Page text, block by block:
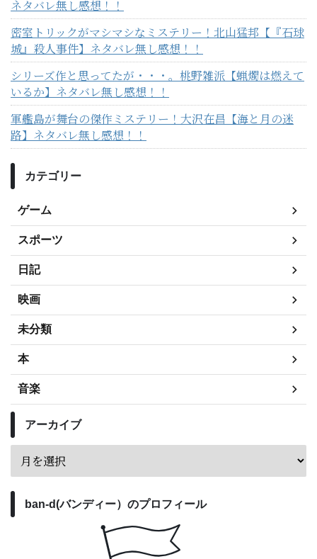
ネタバレ無し感想！！
密室トリックがマシマシなミステリー！北山猛邦【『石球
城』殺人事件】ネタバレ無し感想！！
シリーズ作と思ってたが・・・。桃野雑派【蝋燭は燃えて
いるか】ネタバレ無し感想！！
軍艦島が舞台の傑作ミステリー！大沢在昌【海と月の迷
路】ネタバレ無し感想！！
カテゴリー
ゲーム
スポーツ
日記
映画
未分類
本
音楽
アーカイブ
ban-d(バンディー）のプロフィール